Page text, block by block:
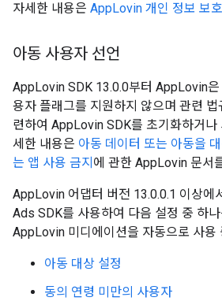
자세한 내용은 AppLovin 개인 정보 보
아동 사용자 선언
AppLovin SDK 13.0.0부터 AppLovin
용자 플래그를 지원하지 않으며 관련
련하여 AppLovin SDK를 초기화하거나
세한 내용은 아동 데이터 또는 아동을
는 앱 사용 금지 에 관한 AppLovin 문서
AppLovin 어댑터 버전 13.0.0.1 이상에
Ads SDK를 사용하여 다음 설정 중 하
AppLovin 미디에이션을 자동으로 사용
아동 대상 설정
동의 연령 미만의 사용자